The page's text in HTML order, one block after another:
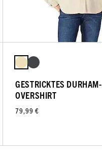
GESTRICKTES DURHAM-
OVERSHIRT
79,99 €